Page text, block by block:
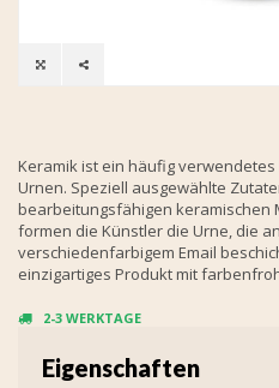
Keramik ist ein häufig
Urnen. Speziell ausgewählte
bearbeitungsfähigen keramischen
formen die Künstler die Urne, die
verschiedenfarbigem Email
einzigartiges Produkt mit
2-3 WERKTAGE
Eigenschaften